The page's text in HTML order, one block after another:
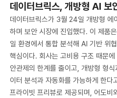
데이터브릭스, 개방형 AI 보
데이터브릭스가 3월 24일 개방형 에
하며 보안 시장에 진입했다. 이 제품
일 환경에서 통합 분석해 AI 기반 위
핵심이다. 회사는 고비용 구조 때문
안관제의 한계를 줄이고, 개방형 형
이터 분석과 자동화를 가능하게 한다
프라이빗 프리뷰로 제공되며, 어도비